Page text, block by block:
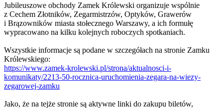
Jubileuszowe obchody Zamek Królewski organizuje wspólnie
z Cechem Złotników, Zegarmistrzów, Optyków, Grawerów
i Brązowników miasta stołecznego Warszawy, a ich formułę
wypracowano na kilku kolejnych roboczych spotkaniach.
Wszystkie informacje są podane w szczegółach na stronie Zamku
Królewskiego:
https://www.zamek-krolewski.pl/strona/aktualnosci-i-
komunikaty/2213-50-rocznica-uruchomienia-zegara-na-wiezy-
zegarowej-zamku
Jako, że na tejże stronie są aktywne linki do zakupu biletów,